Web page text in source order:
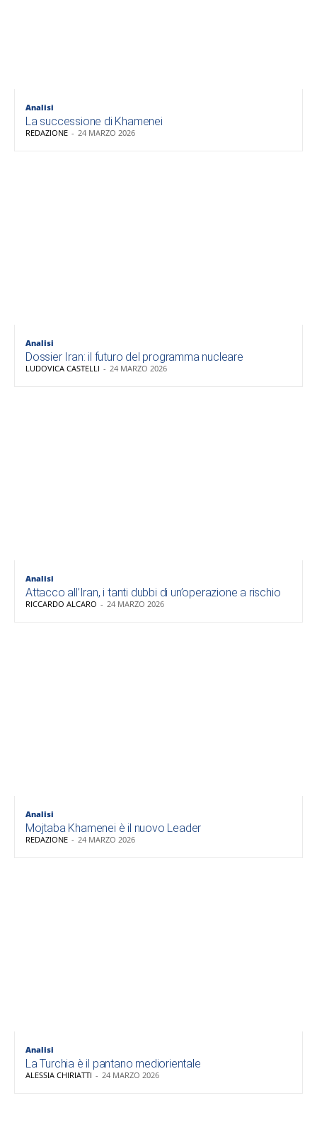
Analisi
La successione di Khamenei
REDAZIONE - 24 MARZO 2026
Analisi
Dossier Iran: il futuro del programma nucleare
LUDOVICA CASTELLI - 24 MARZO 2026
Analisi
Attacco all’Iran, i tanti dubbi di un’operazione a rischio
RICCARDO ALCARO - 24 MARZO 2026
Analisi
Mojtaba Khamenei è il nuovo Leader
REDAZIONE - 24 MARZO 2026
Analisi
La Turchia è il pantano mediorientale
ALESSIA CHIRIATTI - 24 MARZO 2026